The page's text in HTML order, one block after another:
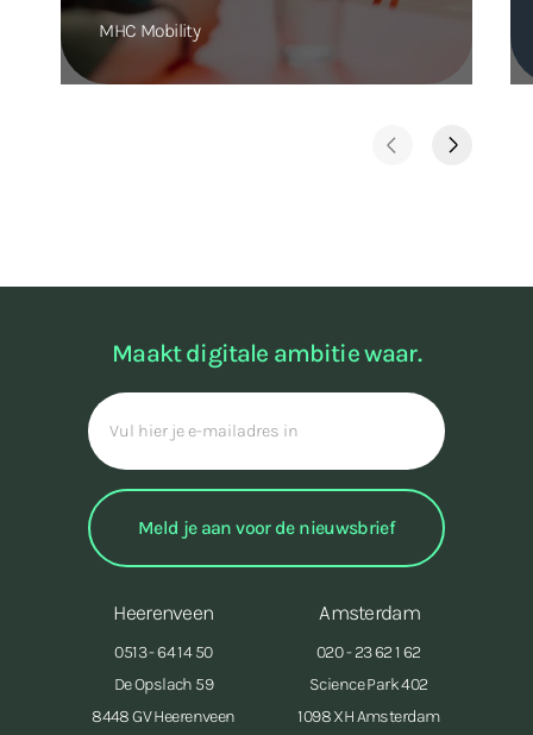
MHC Mobility
Maakt digitale ambitie waar.
Heerenveen
0513 - 64 14 50
De Opslach 59
8448 GV Heerenveen
Amsterdam
020 - 23 62 1 62
Science Park 402
1098 XH Amsterdam